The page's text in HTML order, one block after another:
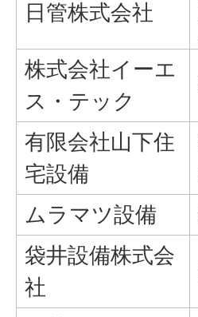
日管株式会社
株式会社イーエ
ス・テック
有限会社山下住
宅設備
ムラマツ設備
袋井設備株式会
社